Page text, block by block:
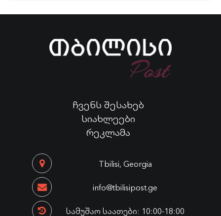
ჩვენს შესახებ
სიახლეები
რეკლამა
Tbilisi, Georgia
info@tbilisipost.ge
სამუშაო საათები: 10:00-18:00